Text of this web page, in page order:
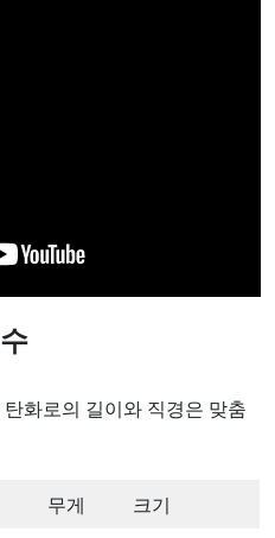
화로의 길이와 직경은 맞춤
무게
크기